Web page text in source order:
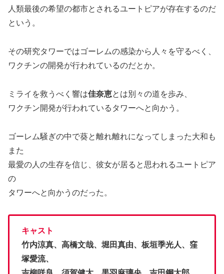
人類最後の希望の都市とされるユートピアが存在するのだ
という。
その研究タワーではゴーレムの感染から人々を守るべく、
ワクチンの開発が行われているのだとか。
ミライを救うべく響は佳奈恵とは別々の道を歩み、
ワクチン開発が行われているタワーへと向かう。
ゴーレム騒ぎの中で葵と離れ離れになってしまった大和も
また
最愛の人の生存を信じ、彼女が居ると思われるユートピア
の
タワーへと向かうのだった。
キャスト
竹内涼真、高橋文哉、堀田真由、板垣季光人、窪
塚愛流、